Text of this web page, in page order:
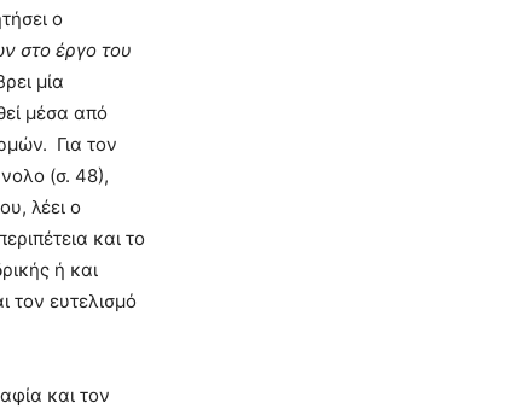
ο
στο έργο του
μία
μέσα από
Για τον
(σ. 48),
λέει ο
και το
ή και
τον ευτελισμό
και τον